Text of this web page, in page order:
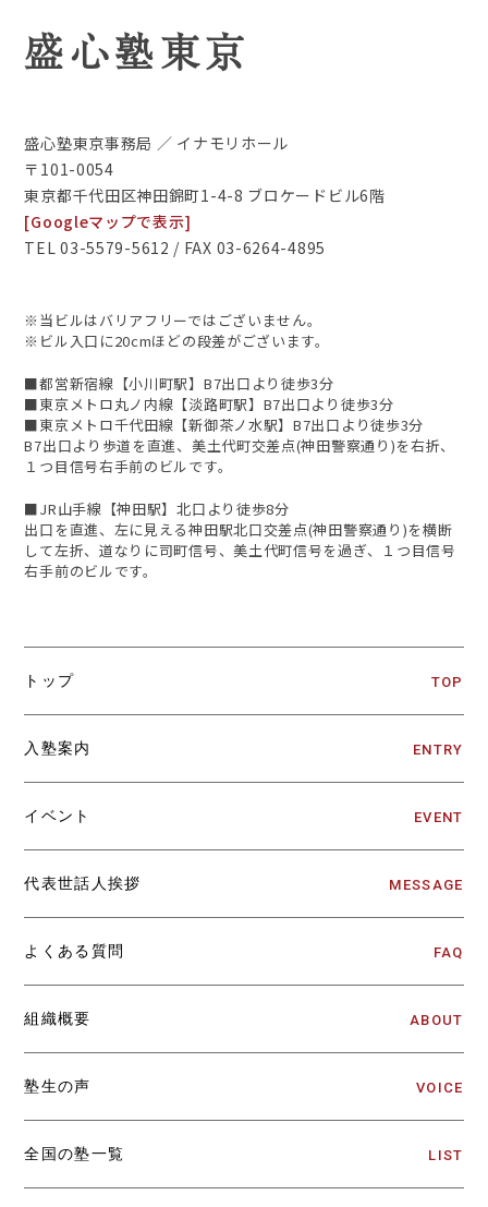
盛心塾東京
盛心塾東京事務局 ／ イナモリホール
〒101-0054
東京都千代田区神田錦町1-4-8 ブロケードビル6階
[Googleマップで表示]
TEL 03-5579-5612 / FAX 03-6264-4895
※当ビルはバリアフリーではございません。
※ビル入口に20cmほどの段差がございます。
■都営新宿線【小川町駅】B7出口より徒歩3分
■東京メトロ丸ノ内線【淡路町駅】B7出口より徒歩3分
■東京メトロ千代田線【新御茶ノ水駅】B7出口より徒歩3分
B7出口より歩道を直進、美土代町交差点(神田警察通り)を右折、
１つ目信号右手前のビルです。
■JR山手線【神田駅】北口より徒歩8分
出口を直進、左に見える神田駅北口交差点(神田警察通り)を横断
して左折、道なりに司町信号、美土代町信号を過ぎ、１つ目信号
右手前のビルです。
TOP
トップ
ENTRY
入塾案内
EVENT
イベント
MESSAGE
代表世話人挨拶
FAQ
よくある質問
ABOUT
組織概要
VOICE
塾生の声
LIST
全国の塾一覧